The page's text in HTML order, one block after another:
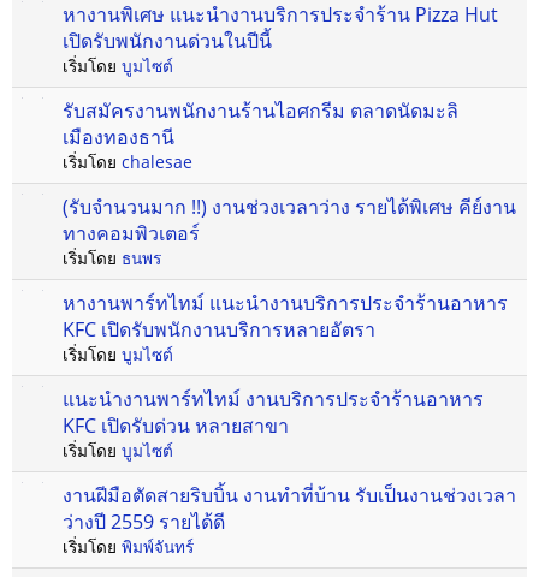
หางานพิเศษ แนะนำงานบริการประจำร้าน Pizza Hut
เปิดรับพนักงานด่วนในปีนี้
เริ่มโดย บูมไซต์
รับสมัครงานพนักงานร้านไอศกรีม ตลาดนัดมะลิ
เมืองทองธานี
เริ่มโดย chalesae
(รับจำนวนมาก !!) งานช่วงเวลาว่าง รายได้พิเศษ คีย์งาน
ทางคอมพิวเตอร์
เริ่มโดย ธนพร
หางานพาร์ทไทม์ แนะนำงานบริการประจำร้านอาหาร
KFC เปิดรับพนักงานบริการหลายอัตรา
เริ่มโดย บูมไซต์
แนะนำงานพาร์ทไทม์ งานบริการประจำร้านอาหาร
KFC เปิดรับด่วน หลายสาขา
เริ่มโดย บูมไซต์
งานฝีมือตัดสายริบบิ้น งานทำที่บ้าน รับเป็นงานช่วงเวลา
ว่างปี 2559 รายได้ดี
เริ่มโดย พิมพ์จันทร์